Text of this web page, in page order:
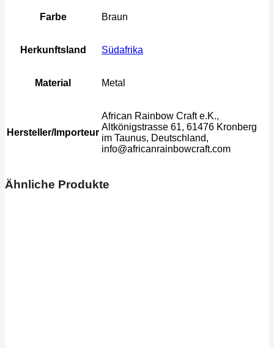
Farbe Braun
Herkunftsland Südafrika
Material Metal
Hersteller/Importeur
African Rainbow Craft e.K.,
Altkönigstrasse 61, 61476 Kronberg
im Taunus, Deutschland,
info@africanrainbowcraft.com
Ähnliche Produkte